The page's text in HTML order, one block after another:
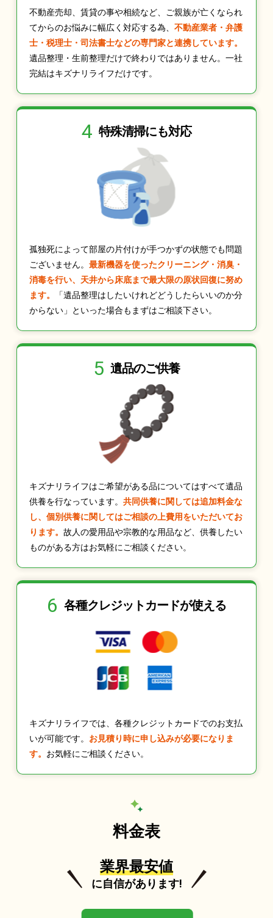
不動産売却、賃貸の事や相続など、ご親族が亡くなられ
てからのお悩みに幅広く対応する為、 不動産業者・弁護
士・税理士・司法書士などの専門家と連携しています。
遺品整理・生前整理だけで終わりではありません。一社
完結はキズナリライフだけです。
4 特殊清掃にも対応
孤独死によって部屋の片付けが手つかずの状態でも問題
ございません。 最新機器を使ったクリーニング・消臭・
消毒を行い、天井から床底まで最大限の原状回復に努め
ます。
「遺品整理はしたいけれどどうしたらいいのか分
からない」といった場合もまずはご相談下さい。
5 遺品のご供養
キズナリライフはご希望がある品についてはすべて遺品
供養を行なっています。 共同供養に関しては追加料金な
し、個別供養に関してはご相談の上費用をいただいてお
ります。 故人の愛用品や宗教的な用品など、供養したい
ものがある方はお気軽にご相談ください。
6 各種クレジットカードが使える
キズナリライフでは、各種クレジットカードでのお支払
いが可能です。 お見積り時に申し込みが必要になりま
す。 お気軽にご相談ください。
料金表
業界最安値
に自信があります!